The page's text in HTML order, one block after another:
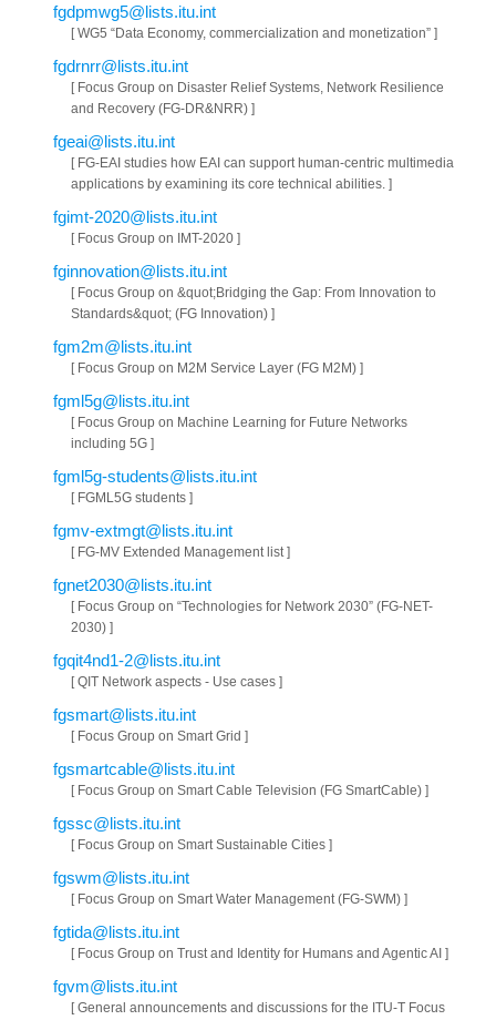
fgdpmwg5@lists.itu.int
[ WG5 “Data Economy, commercialization and monetization” ]
fgdrnrr@lists.itu.int
[ Focus Group on Disaster Relief Systems, Network Resilience
and Recovery (FG-DR&NRR) ]
fgeai@lists.itu.int
[ FG-EAI studies how EAI can support human‑centric multimedia
applications by examining its core technical abilities. ]
fgimt-2020@lists.itu.int
[ Focus Group on IMT-2020 ]
fginnovation@lists.itu.int
[ Focus Group on &quot;Bridging the Gap: From Innovation to
Standards&quot; (FG Innovation) ]
fgm2m@lists.itu.int
[ Focus Group on M2M Service Layer (FG M2M) ]
fgml5g@lists.itu.int
[ Focus Group on Machine Learning for Future Networks
including 5G ]
fgml5g-students@lists.itu.int
[ FGML5G students ]
fgmv-extmgt@lists.itu.int
[ FG-MV Extended Management list ]
fgnet2030@lists.itu.int
[ Focus Group on “Technologies for Network 2030” (FG-NET-
2030) ]
fgqit4nd1-2@lists.itu.int
[ QIT Network aspects - Use cases ]
fgsmart@lists.itu.int
[ Focus Group on Smart Grid ]
fgsmartcable@lists.itu.int
[ Focus Group on Smart Cable Television (FG SmartCable) ]
fgssc@lists.itu.int
[ Focus Group on Smart Sustainable Cities ]
fgswm@lists.itu.int
[ Focus Group on Smart Water Management (FG-SWM) ]
fgtida@lists.itu.int
[ Focus Group on Trust and Identity for Humans and Agentic AI ]
fgvm@lists.itu.int
[ General announcements and discussions for the ITU-T Focus